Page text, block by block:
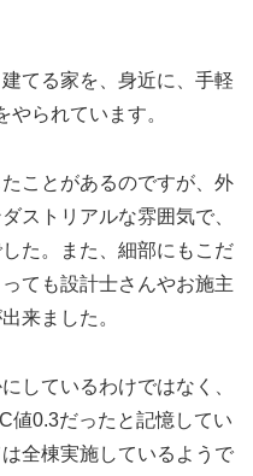
てる家を、身近に、手軽
られています。
ことがあるのですが、外
ストリアルな雰囲気で、
た。また、細部にもこだ
ても設計士さんやお施主
来ました。
しているわけではなく、
値0.3だったと記憶してい
全棟実施しているようで